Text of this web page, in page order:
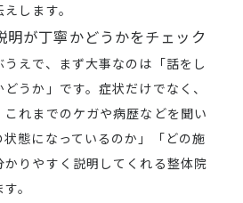
します。
明が丁寧かどうかをチェック
えで、まず大事なのは「話をし
うか」です。症状だけでなく、
れまでのケガや病歴などを聞い
態になっているのか」「どの施
りやすく説明してくれる整体院
。